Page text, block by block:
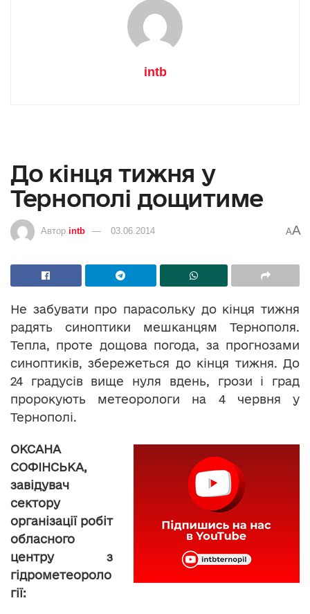
intb
До кінця тижня у
Тернополі дощитиме
Автор intb 03.06.2014 AA
Не забувати про парасольку до кінця тижня
радять синоптики мешканцям Тернополя.
Тепла, проте дощова погода, за прогнозами
синоптиків, збережеться до кінця тижня. До
24 градусів вище нуля вдень, грози і град
пророкують метеорологи на 4 червня у
Тернополі.
ОКСАНА
СОФІНСЬКА,
завідувач
сектору
організації робіт
обласного
центру з
гідрометеороло
гії: